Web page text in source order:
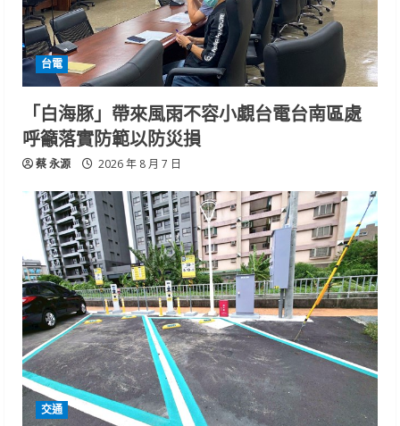
台電
「白海豚」帶來風雨不容小覷台電台南區處
呼籲落實防範以防災損
蔡 永源 2026 年 8 月 7 日
交通